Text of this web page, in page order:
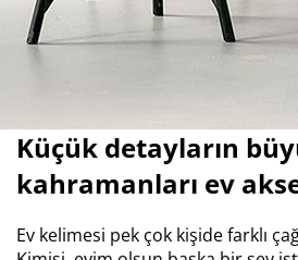
Küçük detayların
kahramanları ev
Ev kelimesi pek çok kişide farklı